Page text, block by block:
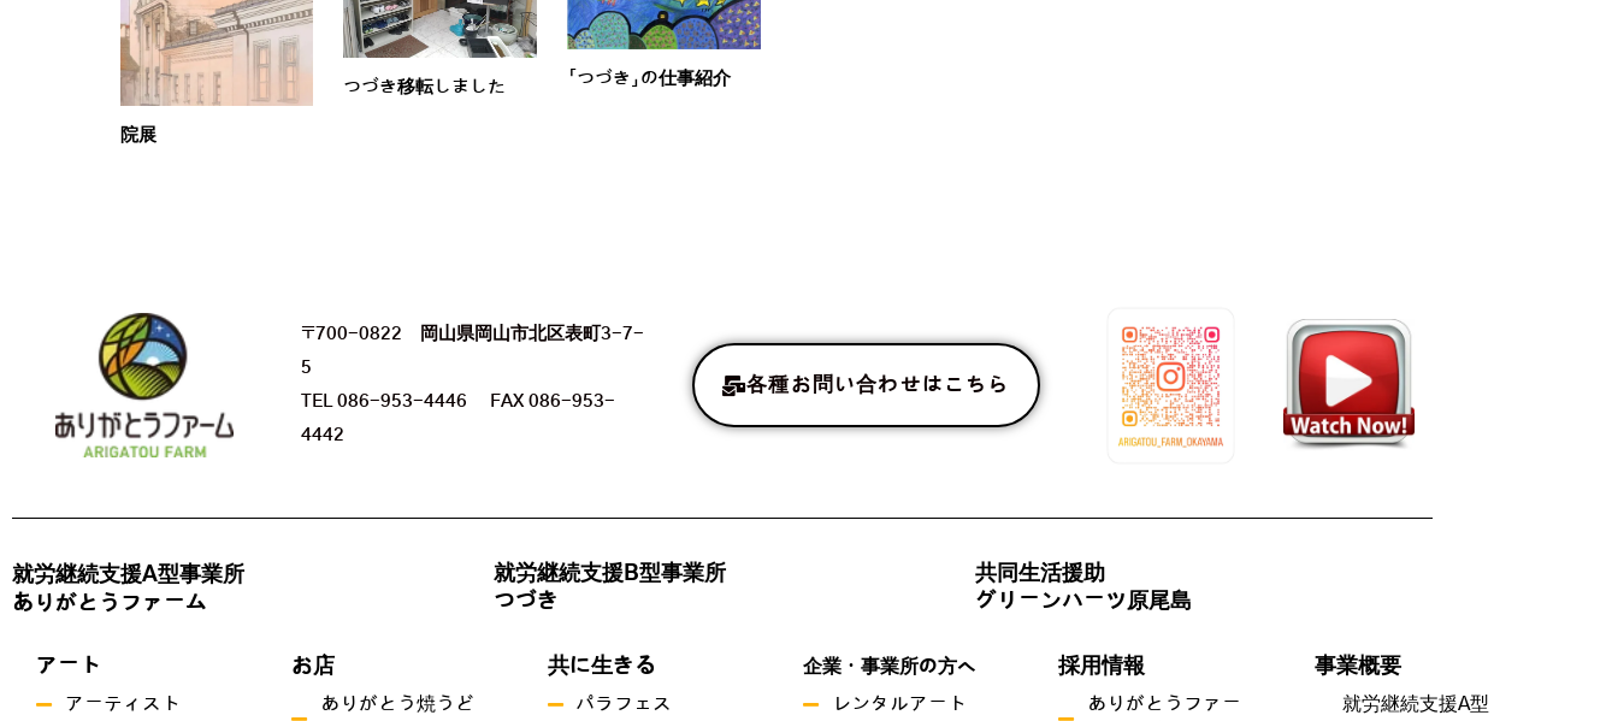
院展
つづき移転しました 「つづき」の仕事紹介
〒700-0822 岡山県岡山市北区表町3-7-
5
TEL 086-953-4446 FAX 086-953-
4442
各種お問い合わせはこちら
就労継続支援A型事業所
ありがとうファーム
就労継続支援B型事業所
つづき
共同生活援助
グリーンハーツ原尾島
アート
アーティスト
お店
ありがとう焼うど
共に生きる
パラフェス
企業・事業所の方へ
レンタルアート
採用情報
ありがとうファー
事業概要
就労継続支援A型